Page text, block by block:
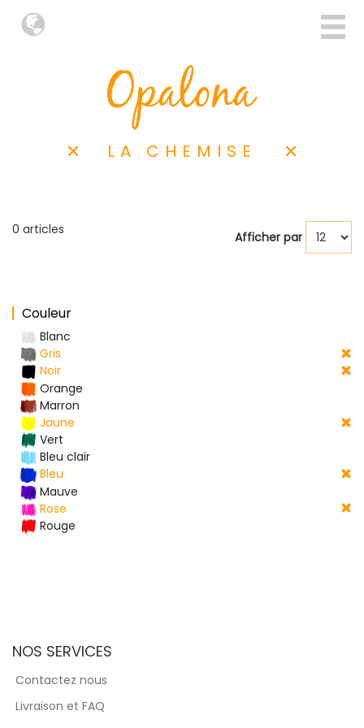
LA CHEMISE
0 articles Afficher par
Couleur
Blanc
Gris
Noir
Orange
Marron
Jaune
Vert
Bleu clair
Bleu
Mauve
Rose
Rouge
NOS SERVICES
Contactez nous
Livraison et FAQ